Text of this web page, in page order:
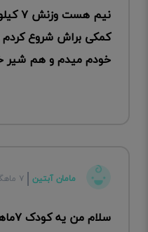
کمکی براش شروع
خودم میدم و هم شیر
مامان آبتین ۷ ماهگی